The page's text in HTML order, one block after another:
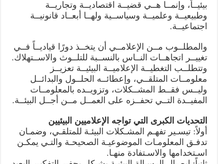
بيئيــاً، وإنمــا هــي قضيــة اقتصاديــة وتجاريــة
وطبيعيــة وعلميــة وسياســية ولهــا أبعــاد قانونيــة
اجتماعيــة.
والمطلــوب مــن الإعلامــي أن يتخــذ دورًا قياديــاً فــي
تغييــر اتجاهــات النــاس بالنســبة للتلــوث والاســتهلاك.
وتتطلــب التغطيــة الإعلاميــة البيئيــة تعزيــز
معلومــات المتلقــي، وإعطائــه الحلــول والبدائــل
وليــس فقــط المشــكلات، وتزويــده بالمعلومــات
المفيــدة التــي تحفــزه على العمــل مــن أجــل البيئــة.
التحديات الكبرى التي تواجه الإعلاميين البيئيين
أولاً: تيسـير تفهـم المشـكلات البيئـة للمتلقـي، وضمـان
تدفـق المعلومـات الموضوعيـة الصحيحـة والتـي يمكـن
اسـتخدامها والاسـتفادة منهـا.